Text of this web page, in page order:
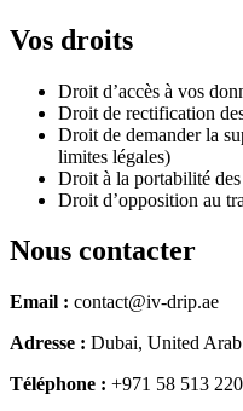
Vos droits
Droit d’accès à vos
Droit de rectification
Droit de demander la
limites légales)
Droit à la portabilité
Droit d’opposition au
Nous contacter
Email : contact@iv-drip.ae
Adresse : Dubai, United
Téléphone : +971 58 513